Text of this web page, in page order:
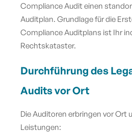
Compliance Audit einen
Auditplan. Grundlage für die
Compliance Auditplans ist Ihr
Rechtskataster.
Durchführung des
Audits vor Ort
Die Auditoren erbringen vor Ort
Leistungen: